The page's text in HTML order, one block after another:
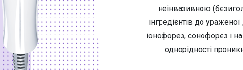
неінвазивною
інгредієнтів до
іонофорез, сонофорез і
однорідності